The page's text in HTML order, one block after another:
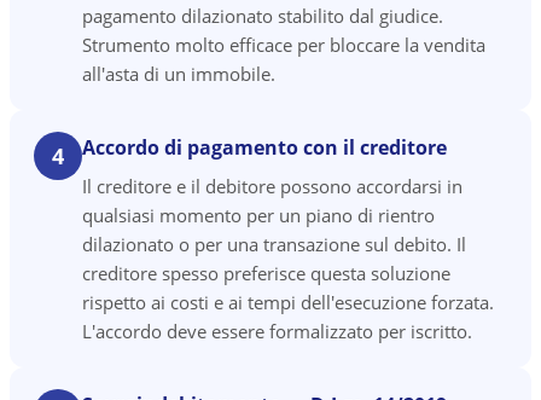
pagamento dilazionato stabilito dal giudice.
Strumento molto efficace per bloccare la vendita
all'asta di un immobile.
4 Accordo di pagamento con il creditore
Il creditore e il debitore possono accordarsi in
qualsiasi momento per un piano di rientro
dilazionato o per una transazione sul debito. Il
creditore spesso preferisce questa soluzione
rispetto ai costi e ai tempi dell'esecuzione forzata.
L'accordo deve essere formalizzato per iscritto.